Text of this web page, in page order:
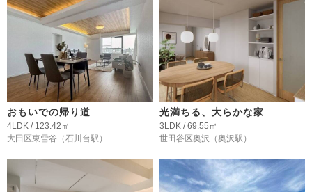
おもいでの帰り道
4LDK / 123.42㎡
大田区東雪谷 （石川台駅）
光満ちる、大らかな家
3LDK / 69.55㎡
世田谷区奥沢 （奥沢駅）